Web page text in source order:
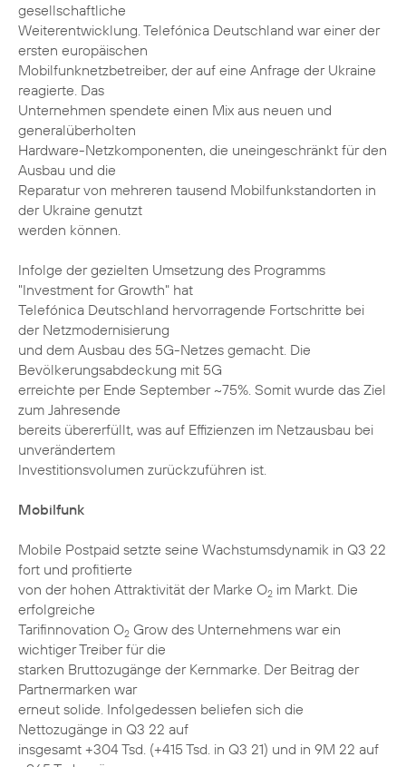
gesellschaftliche
Weiterentwicklung. Telefónica Deutschland war einer der
ersten europäischen
Mobilfunknetzbetreiber, der auf eine Anfrage der Ukraine
reagierte. Das
Unternehmen spendete einen Mix aus neuen und
generalüberholten
Hardware-Netzkomponenten, die uneingeschränkt für den
Ausbau und die
Reparatur von mehreren tausend Mobilfunkstandorten in
der Ukraine genutzt
werden können.
Infolge der gezielten Umsetzung des Programms
"Investment for Growth" hat
Telefónica Deutschland hervorragende Fortschritte bei
der Netzmodernisierung
und dem Ausbau des 5G-Netzes gemacht. Die
Bevölkerungsabdeckung mit 5G
erreichte per Ende September ~75%. Somit wurde das Ziel
zum Jahresende
bereits übererfüllt, was auf Effizienzen im Netzausbau bei
unverändertem
Investitionsvolumen zurückzuführen ist.
Mobilfunk
Mobile Postpaid setzte seine Wachstumsdynamik in Q3 22
fort und profitierte
von der hohen Attraktivität der Marke O2 im Markt. Die
erfolgreiche
Tarifinnovation O2 Grow des Unternehmens war ein
wichtiger Treiber für die
starken Bruttozugänge der Kernmarke. Der Beitrag der
Partnermarken war
erneut solide. Infolgedessen beliefen sich die
Nettozugänge in Q3 22 auf
insgesamt +304 Tsd. (+415 Tsd. in Q3 21) und in 9M 22 auf